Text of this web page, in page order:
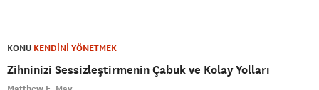
KONU KENDİNİ YÖNETMEK
Zihninizi Sessizleştirmenin Çabuk ve Kolay Yolları